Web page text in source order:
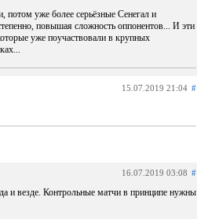
потом уже более серьёзные Сенегал и
повышая сложность оппонентов... И эти
уже поучаствовали в крупных
15.07.2019 21:04 #
16.07.2019 03:08 #
и везде. Контрольные матчи в принципе нужны